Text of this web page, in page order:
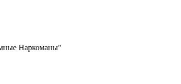
Наркоманы"